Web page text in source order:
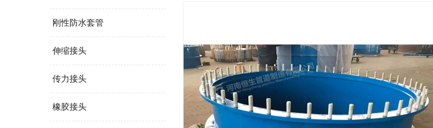
刚性防水套管
伸缩接头
传力接头
橡胶接头